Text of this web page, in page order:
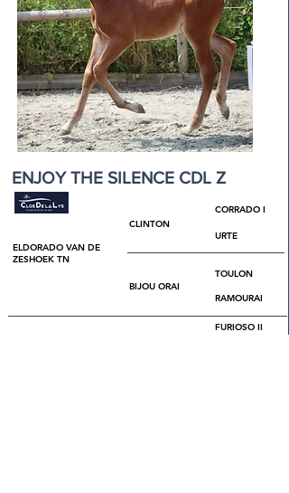
ENJOY THE SILENCE CDL Z
CORRADO I
CLINTON
URTE
ELDORADO VAN DE
ZESHOEK TN
TOULON
BIJOU ORAI
RAMOURAI
FURIOSO II